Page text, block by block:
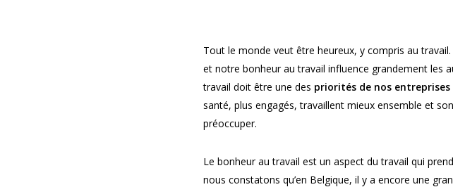
Tout le monde veut être heureux, y compris au
et notre bonheur au travail influence grandement les
travail doit être une des priorités de nos
santé, plus engagés, travaillent mieux ensemble et
préoccuper.
Le bonheur au travail est un aspect du travail qui
nous constatons qu’en Belgique, il y a encore une